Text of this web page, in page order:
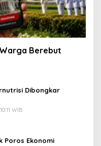
Berebut
Dibongkar
WIB
Poros Ekonomi